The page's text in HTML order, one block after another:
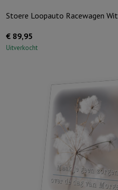
Stoere Loopauto Racewagen Wit
€ 89,95
Uitverkocht